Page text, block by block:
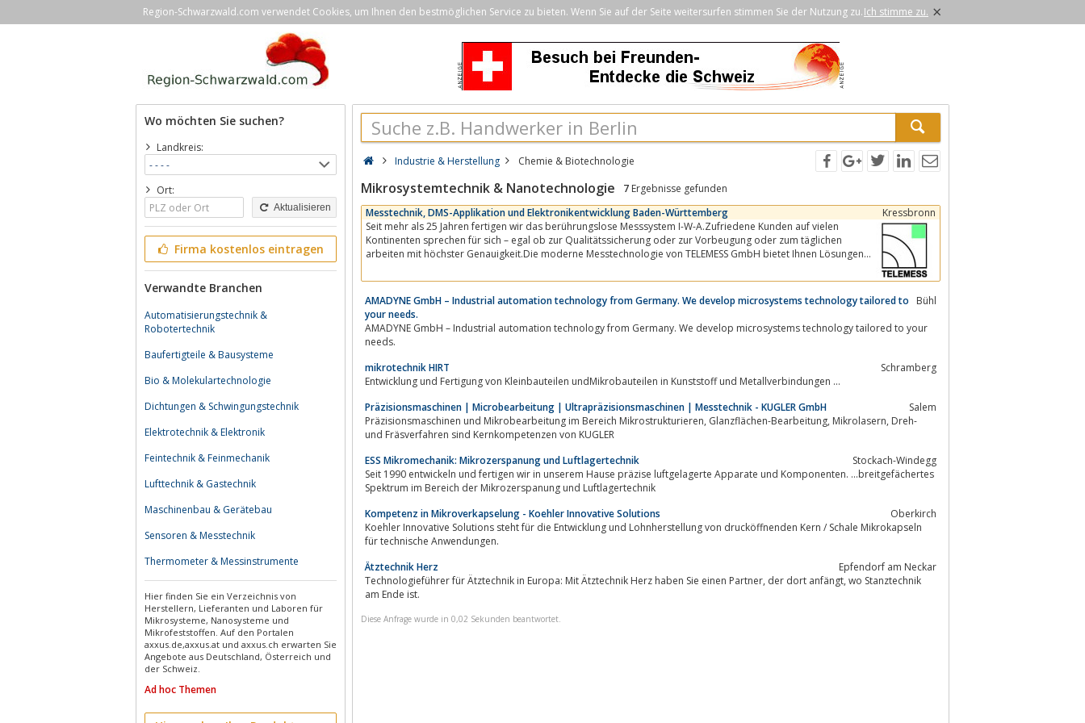
Region-Schwarzwald.com verwendet Cookies, um Ihnen den bestmöglichen Service zu bieten. Wenn Sie auf der Seite weitersurfen stimmen Sie der Nutzung zu.Ich stimme zu. ×
Wo möchten Sie suchen?
Landkreis:
Ort:
Aktualisieren
Firma kostenlos eintragen
Verwandte Branchen
Automatisierungstechnik &
Robotertechnik
Baufertigteile & Bausysteme
Bio & Molekulartechnologie
Dichtungen & Schwingungstechnik
Elektrotechnik & Elektronik
Feintechnik & Feinmechanik
Lufttechnik & Gastechnik
Maschinenbau & Gerätebau
Sensoren & Messtechnik
Thermometer & Messinstrumente
Hier finden Sie ein Verzeichnis von
Herstellern, Lieferanten und Laboren für
Mikrosysteme, Nanosysteme und
Mikrofeststoffen. Auf den Portalen
axxus.de,axxus.at und axxus.ch erwarten Sie
Angebote aus Deutschland, Österreich und
der Schweiz.
Ad hoc Themen
Industrie & Herstellung Chemie & Biotechnologie
Mikrosystemtechnik & Nanotechnologie 7 Ergebnisse gefunden
Messtechnik, DMS-Applikation und Elektronikentwicklung Baden-Württemberg
Kressbronn
Seit mehr als 25 Jahren fertigen wir das berührungslose Messsystem I-W-A.Zufriedene Kunden auf vielen
Kontinenten sprechen für sich – egal ob zur Qualitätssicherung oder zur Vorbeugung oder zum täglichen
arbeiten mit höchster Genauigkeit.Die moderne Messtechnologie von TELEMESS GmbH bietet Ihnen Lösungen
AMADYNE GmbH – Industrial automation technology from Germany. We develop microsystems technology tailored to
your needs.
Bühl
AMADYNE GmbH – Industrial automation technology from Germany. We develop microsystems technology tailored to your
needs.
mikrotechnik HIRT
Schramberg
Entwicklung und Fertigung von Kleinbauteilen undMikrobauteilen in Kunststoff und Metallverbindungen ...
Präzisionsmaschinen | Microbearbeitung | Ultrapräzisionsmaschinen | Messtechnik - KUGLER GmbH
Salem
Präzisionsmaschinen und Mikrobearbeitung im Bereich Mikrostrukturieren, Glanzflächen-Bearbeitung, Mikrolasern, Dreh-
und Fräsverfahren sind Kernkompetenzen von KUGLER
ESS Mikromechanik: Mikrozerspanung und Luftlagertechnik
Stockach-Windegg
Seit 1990 entwickeln und fertigen wir in unserem Hause präzise luftgelagerte Apparate und Komponenten. ...breitgefächertes
Spektrum im Bereich der Mikrozerspanung und Luftlagertechnik
Kompetenz in Mikroverkapselung - Koehler Innovative Solutions
Oberkirch
Koehler Innovative Solutions steht für die Entwicklung und Lohnherstellung von drucköffnenden Kern / Schale Mikrokapseln
für technische Anwendungen.
Ätztechnik Herz
Epfendorf am Neckar
Technologieführer für Ätztechnik in Europa: Mit Ätztechnik Herz haben Sie einen Partner, der dort anfängt, wo Stanztechnik
am Ende ist.
Diese Anfrage wurde in 0,02 Sekunden beantwortet.